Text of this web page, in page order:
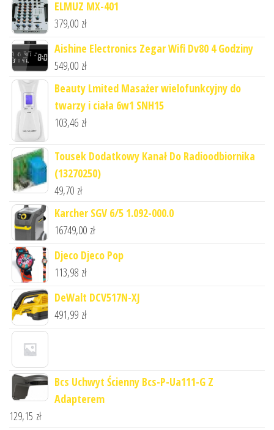
ELMUZ MX-401
379,00 zł
Aishine Electronics Zegar Wifi Dv80 4 Godziny
549,00 zł
Beauty Lmited Masażer wielofunkcyjny do
twarzy i ciała 6w1 SNH15
103,46 zł
Tousek Dodatkowy Kanał Do Radioodbiornika
(13270250)
49,70 zł
Karcher SGV 6/5 1.092-000.0
16749,00 zł
Djeco Djeco Pop
113,98 zł
DeWalt DCV517N-XJ
491,99 zł
Bcs Uchwyt Ścienny Bcs-P-Ua111-G Z
Adapterem
129,15 zł